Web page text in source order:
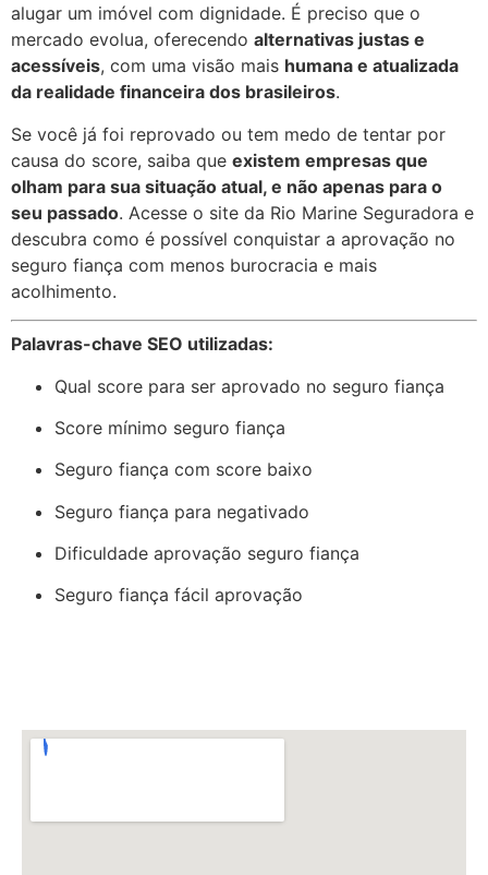
alugar um imóvel com dignidade. É preciso que o
mercado evolua, oferecendo alternativas justas e
acessíveis, com uma visão mais humana e atualizada
da realidade financeira dos brasileiros.
Se você já foi reprovado ou tem medo de tentar por
causa do score, saiba que existem empresas que
olham para sua situação atual, e não apenas para o
seu passado. Acesse o site da Rio Marine Seguradora e
descubra como é possível conquistar a aprovação no
seguro fiança com menos burocracia e mais
acolhimento.
Palavras-chave SEO utilizadas:
Qual score para ser aprovado no seguro fiança
Score mínimo seguro fiança
Seguro fiança com score baixo
Seguro fiança para negativado
Dificuldade aprovação seguro fiança
Seguro fiança fácil aprovação